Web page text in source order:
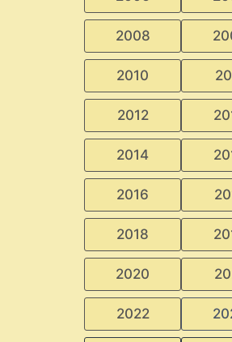
2008
2010
2012
2014
2016
2018
2020
2022